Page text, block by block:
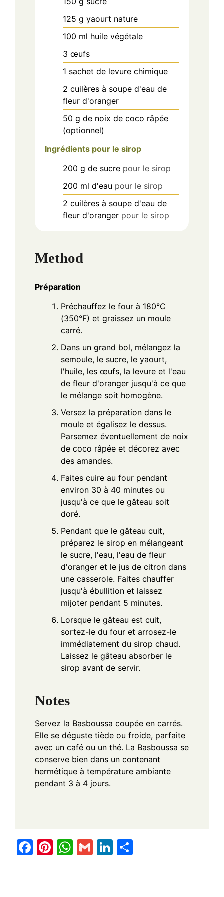
125 g yaourt nature
100 ml huile végétale
3 œufs
1 sachet de levure chimique
2 cuilères à soupe d'eau de
fleur d'oranger
50 g de noix de coco râpée
(optionnel)
Ingrédients pour le sirop
200 g de sucre pour le sirop
200 ml d'eau pour le sirop
2 cuilères à soupe d'eau de
fleur d'oranger pour le sirop
Method
Préparation
Préchauffez le four à 180°C
(350°F) et graissez un moule
carré.
Dans un grand bol, mélangez la
semoule, le sucre, le yaourt,
l'huile, les œufs, la levure et l'eau
de fleur d'oranger jusqu'à ce que
le mélange soit homogène.
Versez la préparation dans le
moule et égalisez le dessus.
Parsemez éventuellement de noix
de coco râpée et décorez avec
des amandes.
Faites cuire au four pendant
environ 30 à 40 minutes ou
jusqu'à ce que le gâteau soit
doré.
Pendant que le gâteau cuit,
préparez le sirop en mélangeant
le sucre, l'eau, l'eau de fleur
d'oranger et le jus de citron dans
une casserole. Faites chauffer
jusqu'à ébullition et laissez
mijoter pendant 5 minutes.
Lorsque le gâteau est cuit,
sortez-le du four et arrosez-le
immédiatement du sirop chaud.
Laissez le gâteau absorber le
sirop avant de servir.
Notes
Servez la Basboussa coupée en carrés.
Elle se déguste tiède ou froide, parfaite
avec un café ou un thé. La Basboussa se
conserve bien dans un contenant
hermétique à température ambiante
pendant 3 à 4 jours.
F
Pi
W
G
Li